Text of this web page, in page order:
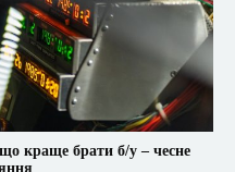
краще брати б/у – чесне